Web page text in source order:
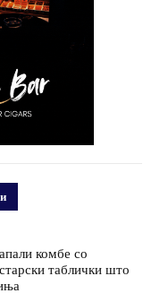
комбе со
таблички што